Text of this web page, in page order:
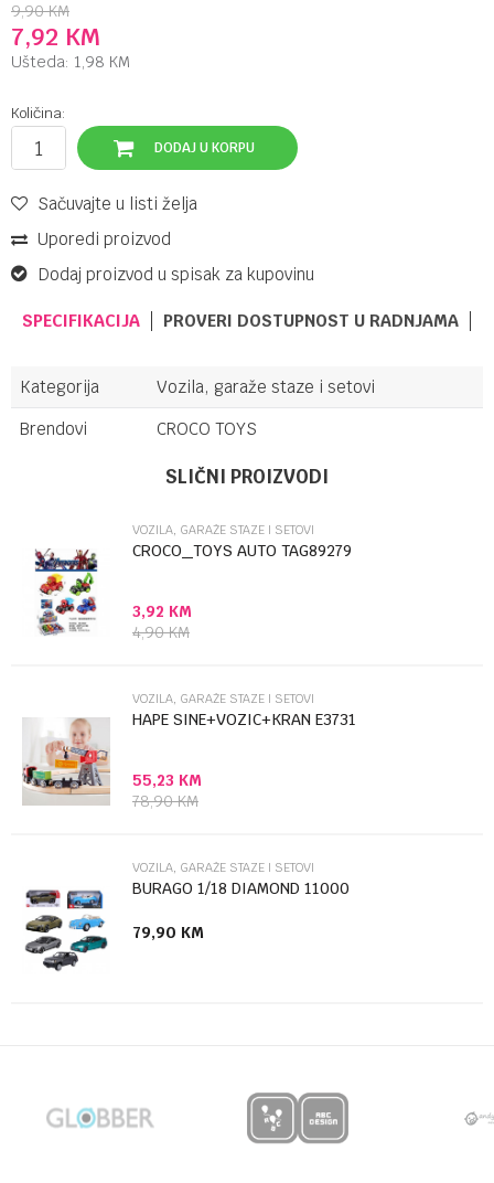
9,90 KM
7,92 KM
Ušteda: 1,98 KM
Količina:
DODAJ U KORPU
Sačuvajte u listi želja
Uporedi proizvod
Dodaj proizvod u spisak za kupovinu
SPECIFIKACIJA PROVERI DOSTUPNOST U RADNJAMA
Kategorija
Vozila, garaže staze i setovi
Brendovi
CROCO TOYS
Poruka
Anti-spam zaštita - izračunajte koliko je 2 + 3 :
SLIČNI PROIZVODI
VOZILA, GARAŽE STAZE I SETOVI
CROCO_TOYS AUTO TAG89279
3,92 KM
4,90KM
VOZILA, GARAŽE STAZE I SETOVI
HAPE SINE+VOZIC+KRAN E3731
55,23 KM
78,90KM
VOZILA, GARAŽE STAZE I SETOVI
BURAGO 1/18 DIAMOND 11000
79,90 KM